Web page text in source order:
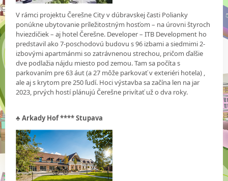
V rámci projektu Čerešne City v dúbravskej časti Polianky
ponúkne ubytovanie príležitostným hosťom – na úrovni štyroch
hviezdičiek – aj hotel Čerešne. Developer – ITB Development ho
predstavil ako 7-poschodovú budovu s 96 izbami a siedmimi 2-
izbovými apartmánmi so zatrávnenou strechou, pričom ďalšie
dve podlažia nájdu miesto pod zemou. Tam sa počíta s
parkovaním pre 63 áut (a 27 môže parkovať v exteriéri hotela) ,
ale aj s krytom pre 250 ľudí. Hoci výstavba sa začína len na jar
2023, prvých hostí plánujú Čerešne privítať už o dva roky.
♣Arkady Hof **** Stupava